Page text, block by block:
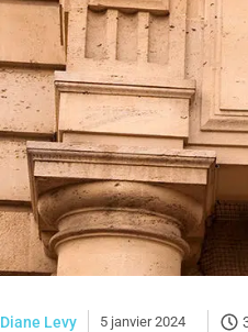
Diane Levy 5 janvier 2024